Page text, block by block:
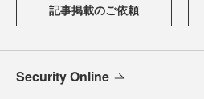
記事掲載のご依頼
Security Online